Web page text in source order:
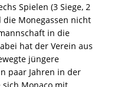
Spielen (3 Siege, 2
die Monegassen nicht
in die
hat der Verein aus
jüngere
paar Jahren in der